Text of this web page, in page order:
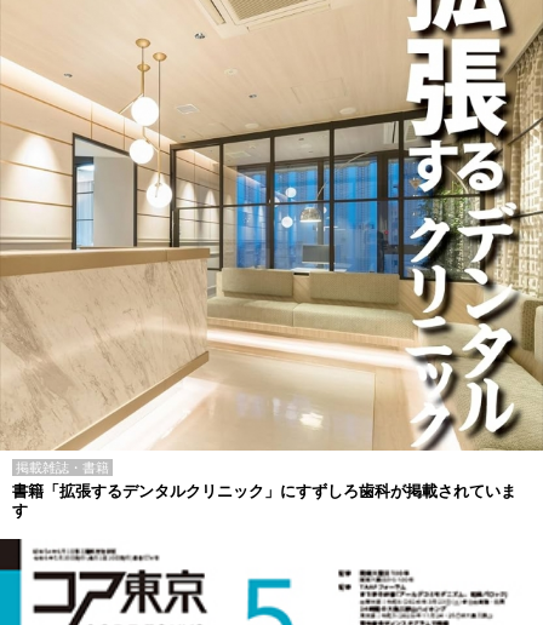
掲載雑誌・書籍
書籍「拡張するデンタルクリニック」にすずしろ歯科が掲載されていま
す